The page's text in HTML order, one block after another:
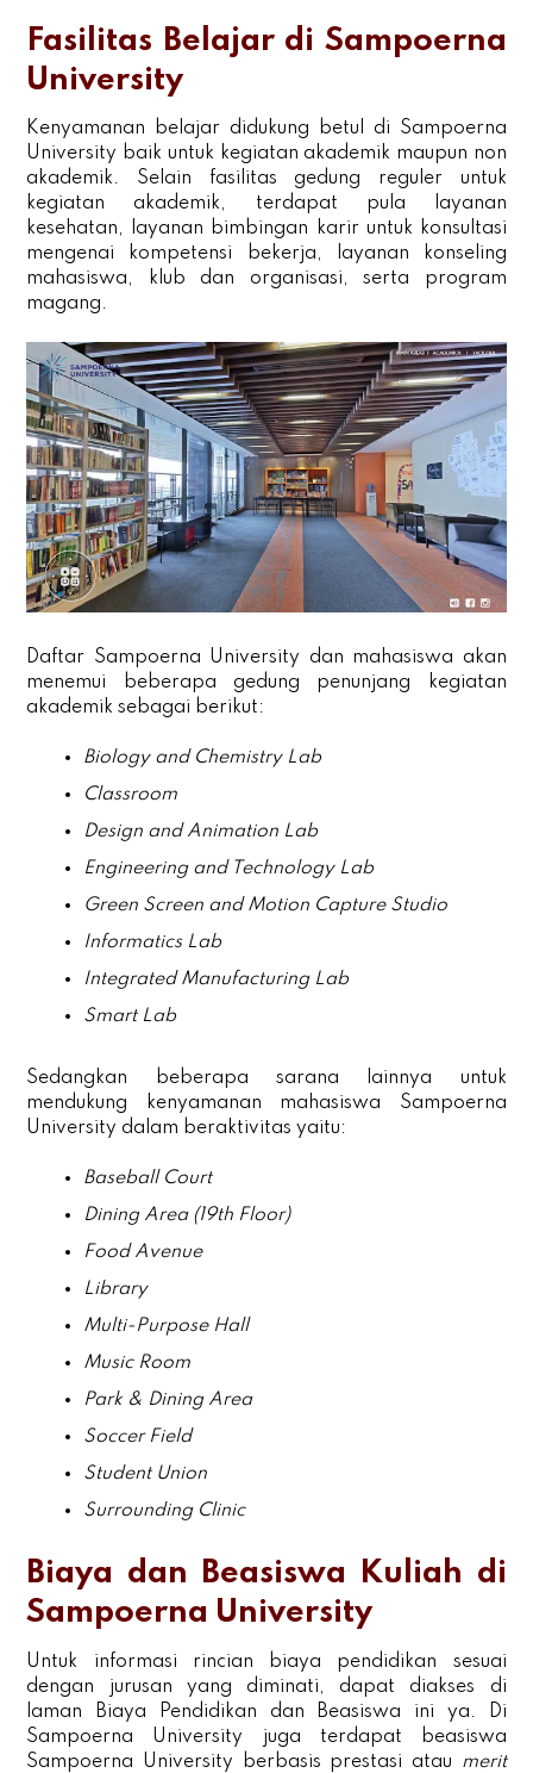
Fasilitas Belajar di Sampoerna
University
Kenyamanan belajar didukung betul di Sampoerna
University baik untuk kegiatan akademik maupun non
akademik. Selain fasilitas gedung reguler untuk
kegiatan akademik, terdapat pula layanan
kesehatan, layanan bimbingan karir untuk konsultasi
mengenai kompetensi bekerja, layanan konseling
mahasiswa, klub dan organisasi, serta program
magang.
Daftar Sampoerna University dan mahasiswa akan
menemui beberapa gedung penunjang kegiatan
akademik sebagai berikut:
Biology and Chemistry Lab
Classroom
Design and Animation Lab
Engineering and Technology Lab
Green Screen and Motion Capture Studio
Informatics Lab
Integrated Manufacturing Lab
Smart Lab
Sedangkan beberapa sarana lainnya untuk
mendukung kenyamanan mahasiswa Sampoerna
University dalam beraktivitas yaitu:
Baseball Court
Dining Area (19th Floor)
Food Avenue
Library
Multi-Purpose Hall
Music Room
Park & Dining Area
Soccer Field
Student Union
Surrounding Clinic
Biaya dan Beasiswa Kuliah di
Sampoerna University
Untuk informasi rincian biaya pendidikan sesuai
dengan jurusan yang diminati, dapat diakses di
laman Biaya Pendidikan dan Beasiswa ini ya. Di
Sampoerna University juga terdapat beasiswa
Sampoerna University berbasis prestasi atau merit